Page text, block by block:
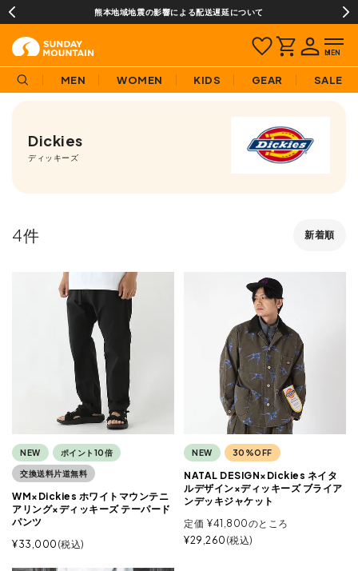
熊本地域地震の影響による配送遅延について
MEN WOMEN KIDS GEAR SALE
Dickies
ディッキーズ
新着順
4
NEW ポイント10倍
交換送料片道無料
WM×Dickies ホワイトマウンテニ
アリング×ディッキーズ テーパード
パンツ
¥33,000 税込
NEW 30%OFF
NATAL DESIGN×Dickies ネイタ
ルデザイン×ディッキーズ ブライア
ンデッキジャケット
定価 ¥41,800のところ
¥29,260 税込